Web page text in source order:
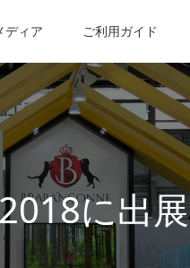
ディア ご利用ガイド
に出展